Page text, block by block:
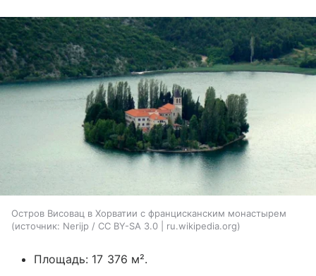
Остров Висовац в Хорватии с францисканским монастырем
источник: Nerijp / CC BY-SA 3.0 | ru.wikipedia.org
Площадь: 17 376 м².